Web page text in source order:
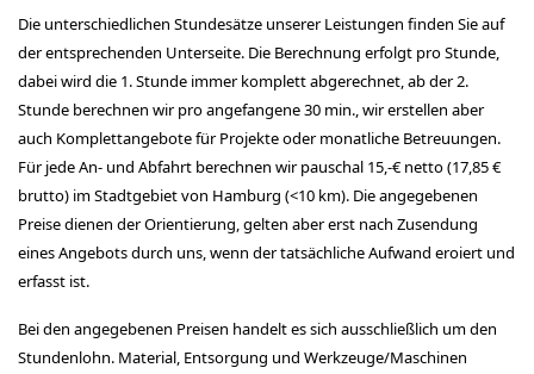
Die unterschiedlichen Stundesätze unserer Leistungen finden Sie auf
der entsprechenden Unterseite. Die Berechnung erfolgt pro Stunde,
dabei wird die 1. Stunde immer komplett abgerechnet, ab der 2.
Stunde berechnen wir pro angefangene 30 min., wir erstellen aber
auch Komplettangebote für Projekte oder monatliche Betreuungen.
Für jede An- und Abfahrt berechnen wir pauschal 15,-€ netto (17,85 €
brutto) im Stadtgebiet von Hamburg (<10 km). Die angegebenen
Preise dienen der Orientierung, gelten aber erst nach Zusendung
eines Angebots durch uns, wenn der tatsächliche Aufwand eroiert und
erfasst ist.
Bei den angegebenen Preisen handelt es sich ausschließlich um den
Stundenlohn. Material, Entsorgung und Werkzeuge/Maschinen